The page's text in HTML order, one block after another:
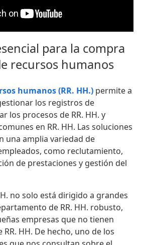
para la compra
recursos humanos
humanos (RR. HH.) permite a
los registros de
los procesos de RR. HH. y
en RR. HH. Las soluciones
una amplia variedad de
como reclutamiento,
de prestaciones y gestión del
no solo está dirigido a grandes
de RR. HH. robusto,
empresas que no tienen
HH. De hecho, uno de los